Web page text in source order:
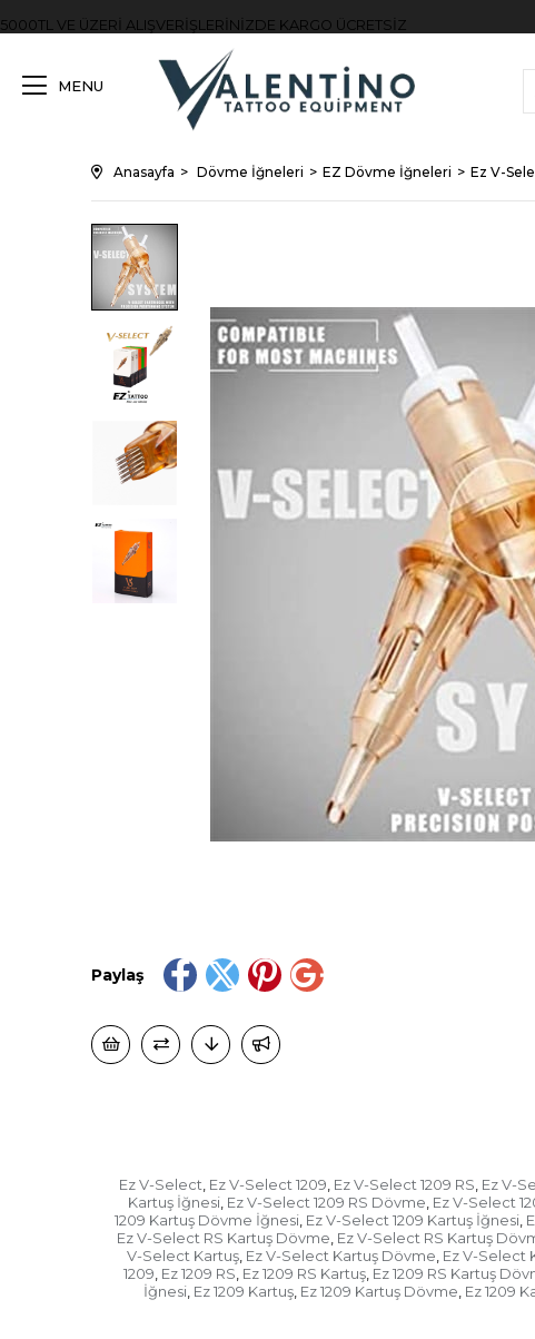
5000TL VE ÜZERİ ALIŞVERİŞLERİNİZDE KARGO ÜCRETSİZ
MENU
Anasayfa Dövme İğneleri EZ Dövme İğneleri Ez V-
Paylaş
Ez V-Select, Ez V-Select 1209, Ez V-Select 1209 RS, Ez V-
Kartuş İğnesi, Ez V-Select 1209 RS Dövme, Ez V-Select
1209 Kartuş Dövme İğnesi, Ez V-Select 1209 Kartuş İğnesi,
Ez V-Select RS Kartuş Dövme, Ez V-Select RS Kartuş
V-Select Kartuş, Ez V-Select Kartuş Dövme, Ez V-Select
1209, Ez 1209 RS, Ez 1209 RS Kartuş, Ez 1209 RS Kartuş
İğnesi, Ez 1209 Kartuş, Ez 1209 Kartuş Dövme, Ez 1209